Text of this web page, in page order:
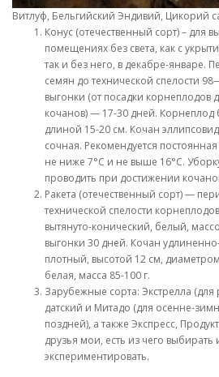
Витлуф, Бельгийский Эндивий, Цикорий
Конус (отечественный сорт) – для
помещениях без света, как с
так и без него, в декабре-январе.
семян до технической спелости
выгонки (от посадки корнеплодов
кочанов) — 17-30 дней.
длиной 15-20 см. Кочан
сочная. Рекомендуется
не ниже 7°С и не выше 16°С.
проводить при достижении
Ракета (отечественный сорт) —
технической спелости
вытянуто-конический, белый,
выгонки 30 дней. Кочан
плотный, высотой 12 см,
белая, масса 85-100 г.
Зарубежные сорта: Экстрелла
датский и Митадо (для осенне-
поздней), а также Экспресс,
друзья мои, есть из чего выбирать
экспериментировать.